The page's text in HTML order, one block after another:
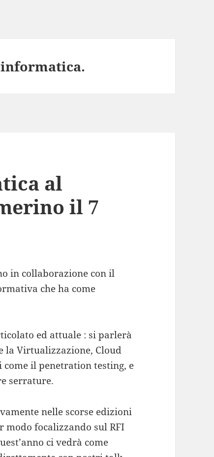
al
il 7
in collaborazione con il
che ha come
ed attuale : si parlerà
la Virtualizzazione, Cloud
il penetration testing, e
serrature.
nelle scorse edizioni
focalizzando sul RFI
ci vedrà come